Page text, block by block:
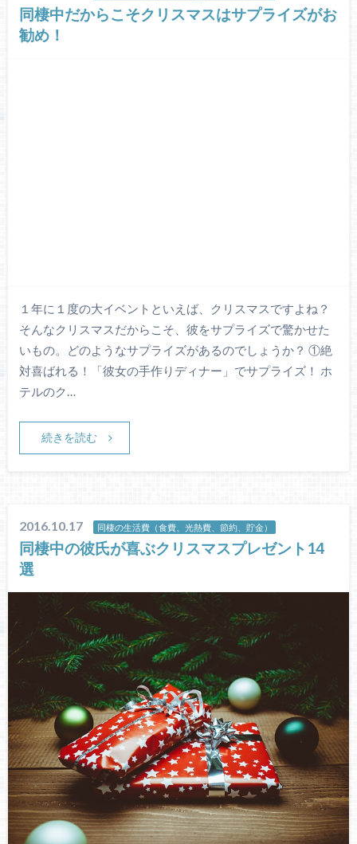
同棲中だからこそクリスマスはサプライズがお
勧め！
１年に１度の大イベントといえば、クリスマスですよね？
そんなクリスマスだからこそ、彼をサプライズで驚かせた
いもの。どのようなサプライズがあるのでしょうか？ ①絶
対喜ばれる！「彼女の手作りディナー」でサプライズ！ ホ
テルのク…
続きを読む
2016.10.17 同棲の生活費（食費、光熱費、節約、貯金）
同棲中の彼氏が喜ぶクリスマスプレゼント14
選